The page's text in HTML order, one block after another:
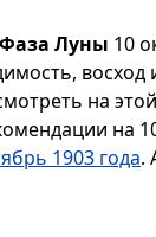
Фаза Луны 10
на
на
1903 года.